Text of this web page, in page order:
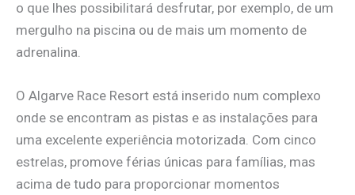
o que lhes possibilitará desfrutar, por exemplo, de um
mergulho na piscina ou de mais um momento de
adrenalina.
O Algarve Race Resort está inserido num complexo
onde se encontram as pistas e as instalações para
uma excelente experiência motorizada. Com cinco
estrelas, promove férias únicas para famílias, mas
acima de tudo para proporcionar momentos